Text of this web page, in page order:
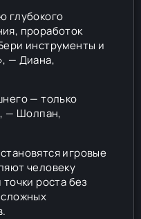
глубокого
проработок
инструменты и
— Диана,
— только
— Шолпан,
игровые
человеку
роста без